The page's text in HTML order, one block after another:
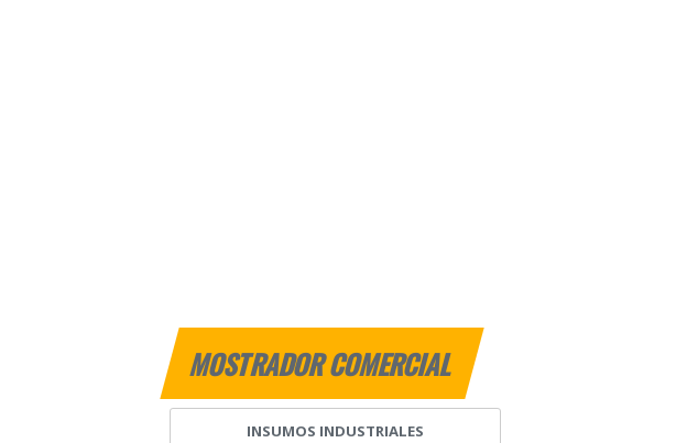
MOSTRADOR COMERCIAL
INSUMOS INDUSTRIALES